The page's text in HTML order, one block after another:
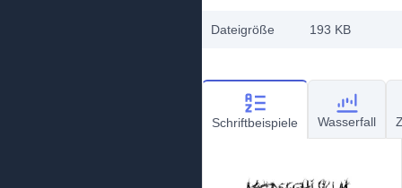
Dateigröße 193 KB
Schriftbeispiele Wasserfall